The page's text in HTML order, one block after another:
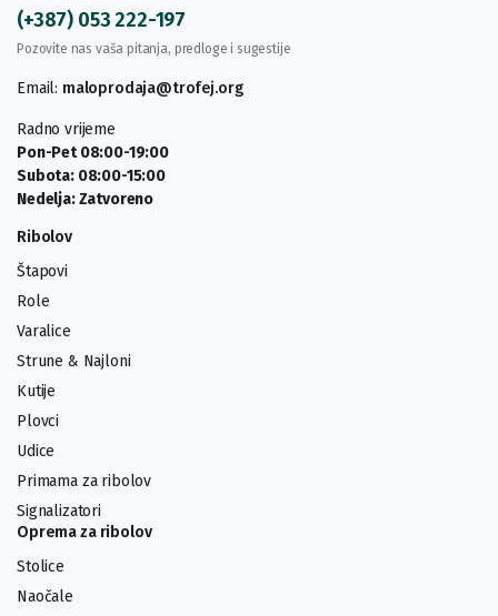
(+387) 053 222-197
Pozovite nas vaša pitanja, predloge i sugestije
Email: maloprodaja@trofej.org
Radno vrijeme
Pon-Pet 08:00-19:00
Subota: 08:00-15:00
Nedelja: Zatvoreno
Ribolov
Štapovi
Role
Varalice
Strune & Najloni
Kutije
Plovci
Udice
Primama za ribolov
Signalizatori
Oprema za ribolov
Stolice
Naočale